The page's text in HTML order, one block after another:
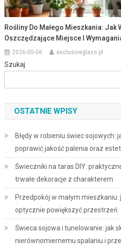
Rośliny Do Małego Mieszkania: Jak
Oszczędzające Miejsce I
2026-05-06 exclusiveglass.pl
Szukaj
OSTATNIE WPISY
Błędy w robieniu świec sojowych:
poprawić jakość palenia oraz
Świeczniki na taras DIY:
trwałe dekoracje z charakterem
Przedpokój w małym
optycznie powiększyć przestrzeń
Świeca sojowa i tunelowanie: jak
nierównomiernemu spalaniu i